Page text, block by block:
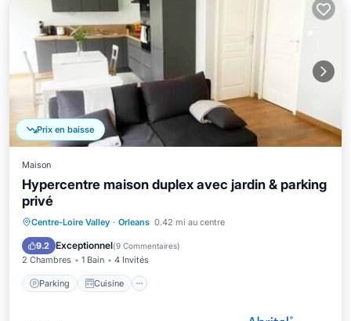
Prix en baisse
Maison
Hypercentre maison duplex avec jardin & parking
privé
Centre-Loire Valley · Orleans 0.42 mi au centre
9.2 Exceptionnel(9 Commentaires)
2 Chambres 1 Bain 4 Invités
Parking Cuisine
Parking Cuisine
Internet
Adapté aux enfants